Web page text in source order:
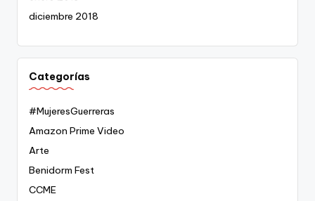
diciembre 2018
Categorías
#MujeresGuerreras
Amazon Prime Video
Arte
Benidorm Fest
CCME